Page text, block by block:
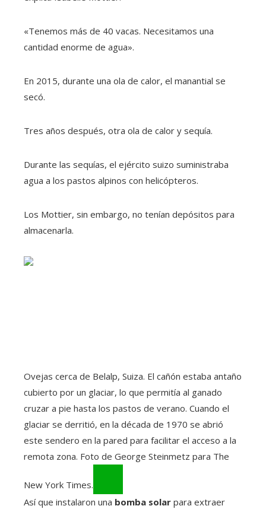
«Tenemos más de 40 vacas. Necesitamos una
cantidad enorme de agua».
En 2015, durante una ola de calor, el manantial se
secó.
Tres años después, otra ola de calor y sequía.
Durante las sequías, el ejército suizo suministraba
agua a los pastos alpinos con helicópteros.
Los Mottier, sin embargo, no tenían depósitos para
almacenarla.
Ovejas cerca de Belalp, Suiza. El cañón estaba antaño
cubierto por un glaciar, lo que permitía al ganado
cruzar a pie hasta los pastos de verano. Cuando el
glaciar se derritió, en la década de 1970 se abrió
este sendero en la pared para facilitar el acceso a la
remota zona. Foto de George Steinmetz para The
New York Times.
Así que instalaron una bomba solar para extraer